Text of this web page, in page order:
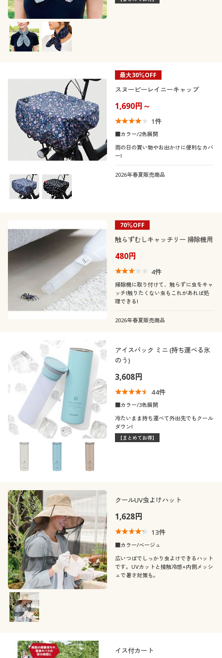
最大30％OFF
スヌーピーレイニーキャップ
1,690円～
1件
■カラー/2色展開
雨の日の買い物やお出かけに便利なカバ
ー!
2026年春夏販売商品
70％OFF
触らずむしキャッチリー 掃除機用
480円
4件
掃除機に取り付けて、触らずに虫をキャ
ッチ!触りたくない虫もこれがあれば処
理できる!
2026年春夏販売商品
アイスパック ミニ (持ち運べる氷
のう)
3,608円
44件
■カラー/3色展開
冷たいまま持ち運べて外出先でもクール
ダウン!
【まとめてお得】
クールUV虫よけハット
1,628円
13件
■カラー/ベージュ
広いつばでしっかり虫よけできるハット
です。UVカットと接触冷感+内側メッシ
ュで暑さ対策も。
イス付カート